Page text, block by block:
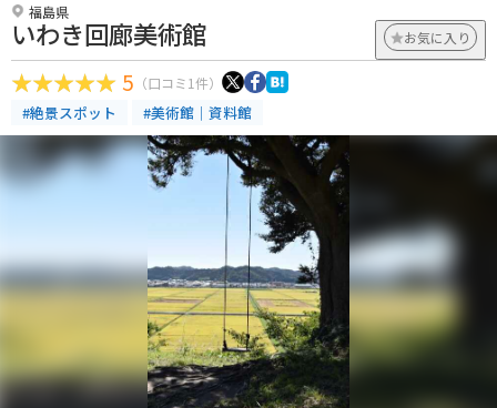
福島県
いわき回廊美術館 お気に入り
5 （口コミ1件）
#絶景スポット #美術館｜資料館